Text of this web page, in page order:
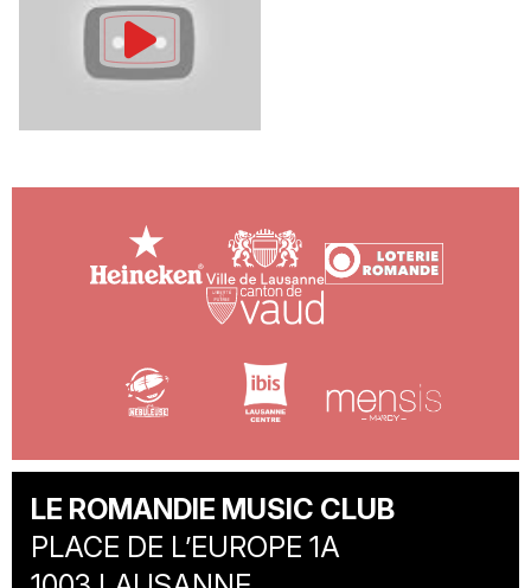
LE ROMANDIE MUSIC CLUB
PLACE DE L’EUROPE 1A